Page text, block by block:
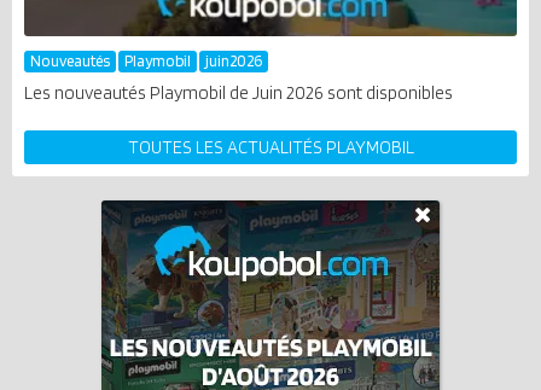
Nouveautés Playmobil juin2026
Les nouveautés Playmobil de Juin 2026 sont disponibles
TOUTES LES ACTUALITÉS PLAYMOBIL